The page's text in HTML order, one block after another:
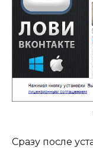
Сразу после